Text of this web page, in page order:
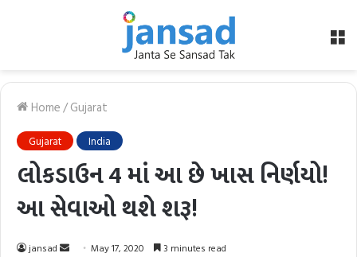
Home/Gujarat
Gujarat India
લોકડાઉન 4 માં આ છે ખાસ નિર્ણયો!
આ સેવાઓ થશે શરૂ!
jansad
Send May 17, 2020 3 minutes read